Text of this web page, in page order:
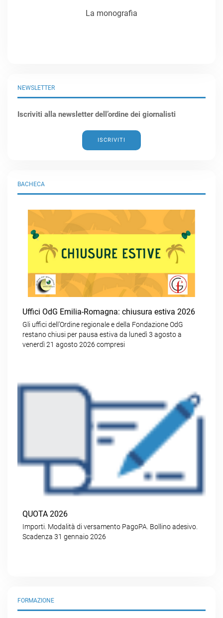
BACHECA
Uffici OdG Emilia-Romagna: chiusura estiva 2026
Gli uffici dell’Ordine regionale e della Fondazione OdG
restano chiusi per pausa estiva da lunedì 3 agosto a
venerdì 21 agosto 2026 compresi
QUOTA 2026
Importi. Modalità di versamento PagoPA. Bollino adesivo.
Scadenza 31 gennaio 2026
NEWSLETTER
Iscriviti alla newsletter dell’ordine dei giornalisti
ISCRIVITI
FORMAZIONE
La monografia